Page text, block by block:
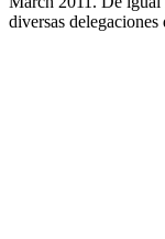
diversas